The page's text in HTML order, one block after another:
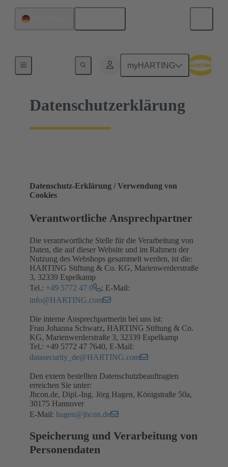
myHARTING
Datenschutzerklärung
Datenschutz-Erklärung / Verwendung von
Cookies
Verantwortliche Ansprechpartner
Die verantwortliche Stelle für die Verarbeitung von
Daten, die auf dieser Website und im Rahmen der
Nutzung des Webshops gesammelt werden, ist die:
HARTING Stiftung & Co. KG, Marienwerderstraße
3, 32339 Espelkamp
Tel.: +49 5772 47 0
; E-Mail:
info@HARTING.com
Die interne Ansprechpartnerin bei uns ist:
Frau Johanna Schwarz, HARTING Stiftung & Co.
KG, Marienwerderstraße 3, 32339 Espelkamp
Tel.: +49 5772 47 7640, E-Mail:
datasecurity_de@HARTING.com
Den extern bestellten Datenschutzbeauftragten
erreichen Sie unter:
Jhcon.de, Dipl.-Ing. Jörg Hagen, Königstraße 50a,
30175 Hannover
E-Mail: hagen@jhcon.de
Speicherung und Verarbeitung von
Personendaten